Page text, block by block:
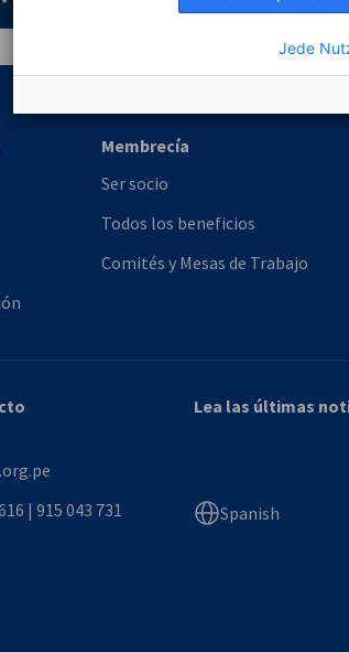
Membrecía
Ser socio
Todos los beneficios
Comités y Mesas de Trabajo
| 915 043 731
Lea las últimas
Spanish
Jede